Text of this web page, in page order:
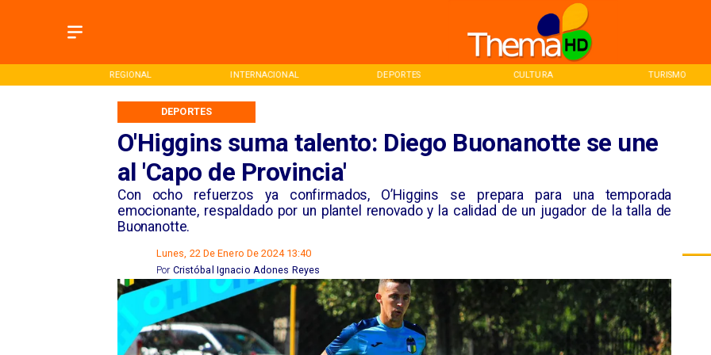
REGIONAL INTERNACIONAL DEPORTES CULTURA TURISMO
O'Higgins suma talento: Diego Buonanotte se une
al 'Capo de Provincia'
Con ocho refuerzos ya confirmados, O’Higgins se prepara para una temporada
emocionante, respaldado por un plantel renovado y la calidad de un jugador de la talla de
Buonanotte.
DEPORTES
Lunes, 22 De Enero De 2024 13:40
Cristóbal Ignacio Adones Reyes
Por